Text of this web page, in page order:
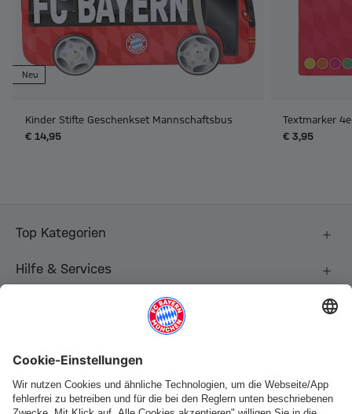
Neu
Kinder Stifte Geschenkset Mannschaftsbus
€ 14,95
Textmarker
€ 3,95
Top Kategorien
Hilfe & Services
Folge uns